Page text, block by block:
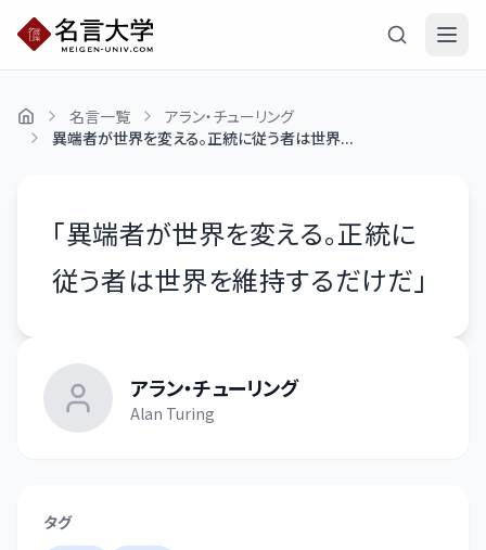
名言一覧
アラン・チューリング
異端者が世界を変える。正統に従う者は世界...
「異端者が世界を変える。正統に
従う者は世界を維持するだけだ 」
アラン・チューリング
Alan Turing
タグ